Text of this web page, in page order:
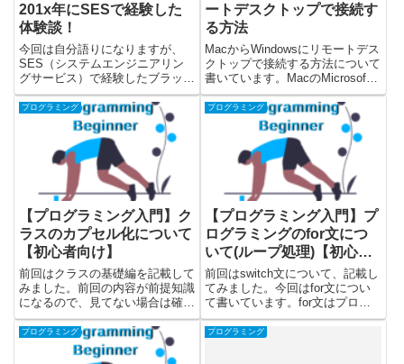
201x年にSESで経験した
体験談！
今回は自分語りになりますが、
SES（システムエンジニアリン
グサービス）で経験したブラック
な現場について書きたいと思いま
す。ブラック現場が気になる人や
ITエンジニア派遣やフリーランス
などで、SESで働く予定の方は
確認してみてください。※SES...
ートデスクトップで接続す
る方法
MacからWindowsにリモートデス
クトップで接続する方法について
書いています。MacのMicrosoft
Remote Desktopを使って、
Windowsに接続して実際にリモー
トデスクトップを使うまでを解説
しています。Windows...
プログラミング
【プログラミング入門】ク
ラスのカプセル化について
【初心者向け】
前回はクラスの基礎編を記載して
みました。前回の内容が前提知識
になるので、見てない場合は確認
してみてください。今回はクラス
のカプセル化ついて書いていま
す。こちらではクラスのカプセル
化を学んだ後に、実際にjavaのコ
プログラミング
【プログラミング入門】プ
ログラミングのfor文につ
いて(ループ処理)【初心者
向け】
前回はswitch文について、記載し
てみました。今回はfor文につい
て書いています。for文はプログ
ラムの中で繰り返し(ループ)処理
をするための構文です。こちらで
プログラミング プログラミング